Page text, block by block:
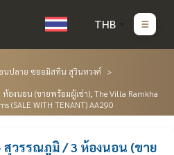
THB
นปลาย ซอยมิสทีน สุวินทวงศ์
องนอน (ขายพร้อมผู้เช่า), The Villa Ramkha
(SALE WITH TENANT) AA290
สุวรรณภูมิ / 3 ห้องนอน (ขาย